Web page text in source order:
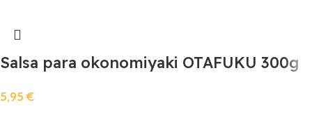
Salsa para okonomiyaki OTAFUKU 300g
5,95€